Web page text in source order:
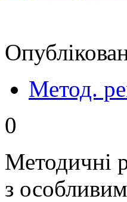
Метод.
0
Методичні
з